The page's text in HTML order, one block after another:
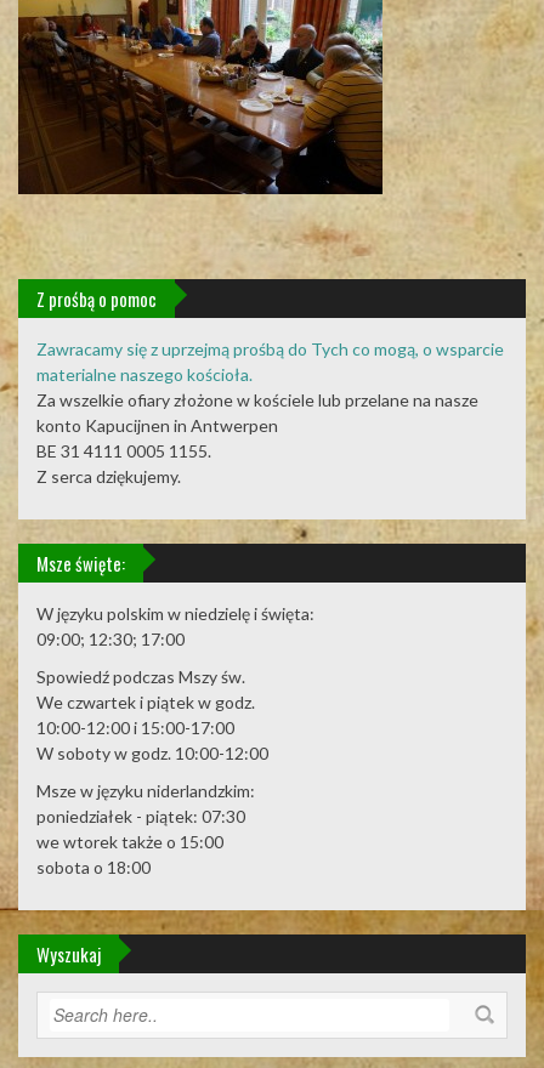
Z prośbą o pomoc
Zawracamy się z uprzejmą prośbą do Tych co mogą, o wsparcie
materialne naszego kościoła.
Za wszelkie ofiary złożone w kościele lub przelane na nasze
konto Kapucijnen in Antwerpen
BE 31 4111 0005 1155.
Z serca dziękujemy.
Msze święte:
W języku polskim w niedzielę i święta:
09:00; 12:30; 17:00
Spowiedź podczas Mszy św.
We czwartek i piątek w godz.
10:00-12:00 i 15:00-17:00
W soboty w godz. 10:00-12:00
Msze w języku niderlandzkim:
poniedziałek - piątek: 07:30
we wtorek także o 15:00
sobota o 18:00
Wyszukaj